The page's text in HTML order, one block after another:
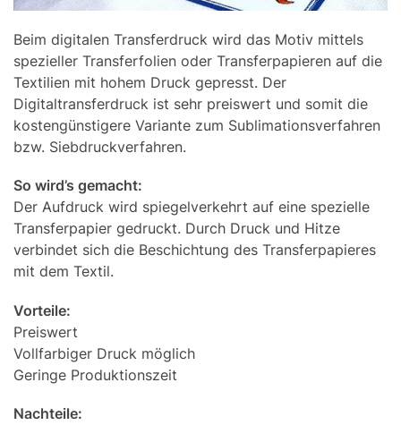
Beim digitalen Transferdruck wird das Motiv mittels
spezieller Transferfolien oder Transferpapieren auf die
Textilien mit hohem Druck gepresst. Der
Digitaltransferdruck ist sehr preiswert und somit die
kostengünstigere Variante zum Sublimationsverfahren
bzw. Siebdruckverfahren.
So wird’s gemacht:
Der Aufdruck wird spiegelverkehrt auf eine spezielle
Transferpapier gedruckt. Durch Druck und Hitze
verbindet sich die Beschichtung des Transferpapieres
mit dem Textil.
Vorteile:
Preiswert
Vollfarbiger Druck möglich
Geringe Produktionszeit
Nachteile: